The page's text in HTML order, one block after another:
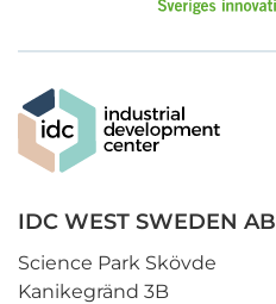
IDC WEST SWEDEN AB
Science Park Skövde
Kanikegränd 3B